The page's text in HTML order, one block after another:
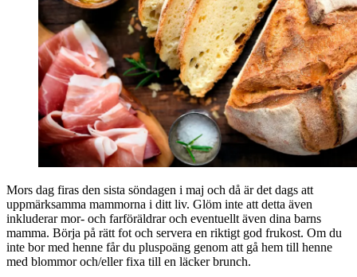
Mors dag firas den sista söndagen i maj och då är det dags att
uppmärksamma mammorna i ditt liv. Glöm inte att detta även
inkluderar mor- och farföräldrar och eventuellt även dina barns
mamma. Börja på rätt fot och servera en riktigt god frukost. Om du
inte bor med henne får du pluspoäng genom att gå hem till henne
med blommor och/eller fixa till en läcker brunch.